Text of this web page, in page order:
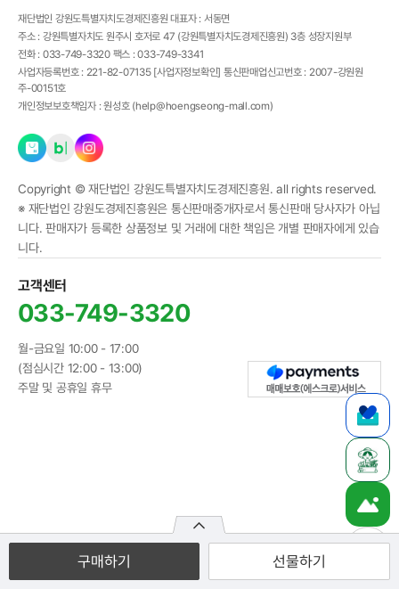
구매하기 선물하기
재단법인 강원도특별자치도경제진흥원대표자 : 서동면
주소 : 강원특별자치도 원주시 호저로 47 (강원특별자치도경제진흥원) 3층 성장지원부
전화 : 033-749-3320 팩스 :033-749-3341
사업자등록번호 : 221-82-07135 [사업자정보확인] 통신판매업신고번호 : 2007-강원원
주-00151호
개인정보보호책임자 :원성호 (help@hoengseong-mall.com)
Copyright © 재단법인 강원도특별자치도경제진흥원. all rights reserved.
※ 재단법인 강원도경제진흥원은 통신판매중개자로서 통신판매 당사자가 아닙
니다. 판매자가 등록한 상품정보 및 거래에 대한 책임은 개별 판매자에게 있습
니다.
고객센터
033-749-3320
월-금요일 10:00 - 17:00
(점심시간 12:00 - 13:00)
주말 및 공휴일 휴무